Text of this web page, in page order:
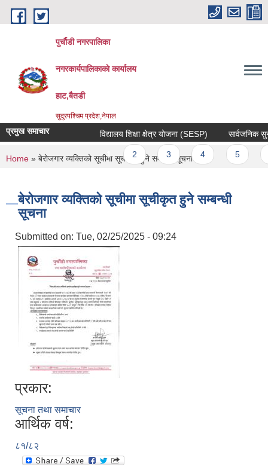
Skip to main content
पुर्चौडी नगरपालिका
नगरकार्यपालिकाकाे कार्यालय
हाट,बैतडी
सुदुरपश्चिम प्रदेश,नेपाल
प्रमुख समाचार विद्यालय शिक्षा क्षेत्र योजना (SESP) सार्वजनिक
Pages
1 2 3 4
You are here
Home » बेरोजगार व्यक्तिको सूचीमा सूचीकृत हुने सम्बन्धी सूचना
बेरोजगार व्यक्तिको सूचीमा सूचीकृत हुने सम्बन्धी
सूचना
Submitted on: Tue, 02/25/2025 - 09:24
प्रकार:
सूचना तथा समाचार
आर्थिक वर्ष:
८१/८२